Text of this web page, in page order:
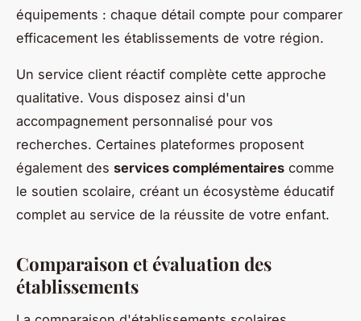
équipements : chaque détail compte pour comparer
efficacement les établissements de votre région.
Un service client réactif complète cette approche
qualitative. Vous disposez ainsi d'un
accompagnement personnalisé pour vos
recherches. Certaines plateformes proposent
également des services complémentaires comme
le soutien scolaire, créant un écosystème éducatif
complet au service de la réussite de votre enfant.
Comparaison et évaluation des
établissements